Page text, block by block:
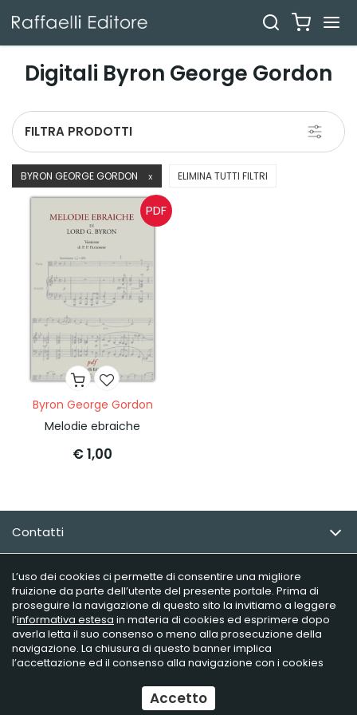
Digitali Byron George Gordon
Toggle
FILTRA PRODOTTI
BYRON GEORGE GORDON X ELIMINA TUTTI FILTRI
PDF
Byron George Gordon
Melodie ebraiche
€ 1,00
Contatti
Email Newsletter
Info utili
Raffaelli Editore - P.iva 02181230406
Ecommerce by Daisuke
L’uso dei cookies ci permette di consentire una migliore
fruizione da parte dell’utente del presente portale. Prima di
proseguire la navigazione di questo sito la invitiamo a leggere
l’informativa estesa in materia di cookies ed esprimere dopo
averla letta il suo consenso o meno alla prosecuzione della
navigazione. La chiusura di questo banner implica
l’accettazione ed il consenso alla navigazione con i cookies
Accetto